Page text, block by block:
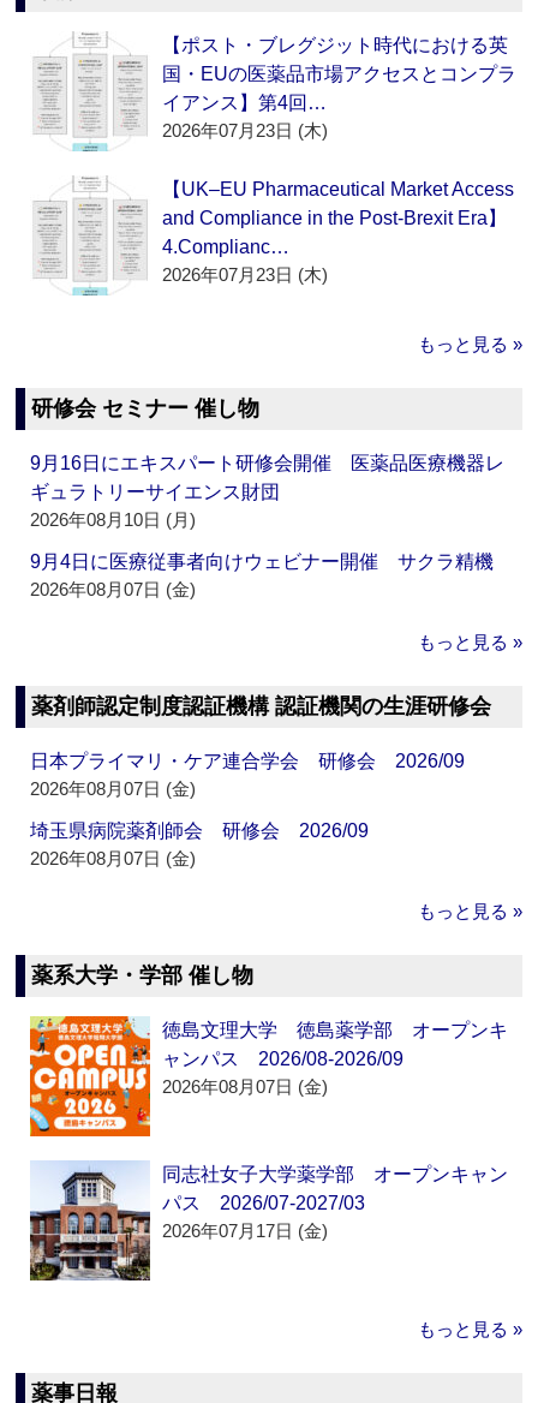
【ポスト・ブレグジット時代における英
国・EUの医薬品市場アクセスとコンプラ
イアンス】第4回…
2026年07月23日 (木)
【UK–EU Pharmaceutical Market Access
and Compliance in the Post-Brexit Era】
4.Complianc…
2026年07月23日 (木)
もっと見る »
研修会 セミナー 催し物
9月16日にエキスパート研修会開催 医薬品医療機器レ
ギュラトリーサイエンス財団
2026年08月10日 (月)
9月4日に医療従事者向けウェビナー開催 サクラ精機
2026年08月07日 (金)
もっと見る »
薬剤師認定制度認証機構 認証機関の生涯研修会
日本プライマリ・ケア連合学会 研修会 2026/09
2026年08月07日 (金)
埼玉県病院薬剤師会 研修会 2026/09
2026年08月07日 (金)
もっと見る »
薬系大学・学部 催し物
徳島文理大学 徳島薬学部 オープンキ
ャンパス 2026/08-2026/09
2026年08月07日 (金)
同志社女子大学薬学部 オープンキャン
パス 2026/07-2027/03
2026年07月17日 (金)
もっと見る »
薬事日報